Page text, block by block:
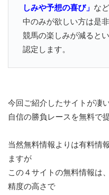
しみや予想の喜び」 な
中のみが欲しい方は是
競馬の楽しみが減るとい
認定します。
今回ご紹介したサイトが凄
自信の勝負レースを無料で
当然無料情報よりは有料情
ますが
この４サイトの無料情報は
精度の高さで